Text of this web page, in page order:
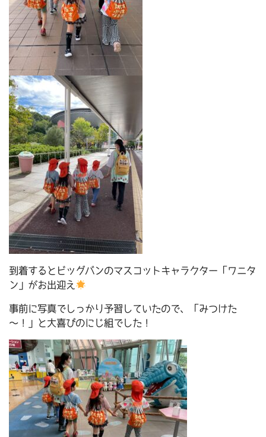
到着するとビッグバンのマスコットキャラクター「ワニタ
ン」がお出迎え
事前に写真でしっかり予習していたので、「みつけた
～！」と大喜びのにじ組でした！